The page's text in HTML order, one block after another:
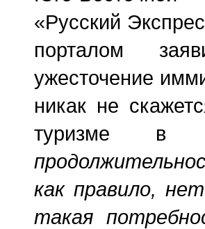
«Русский
порталом
ужесточение
никак не
туризме в
как правило,
такая